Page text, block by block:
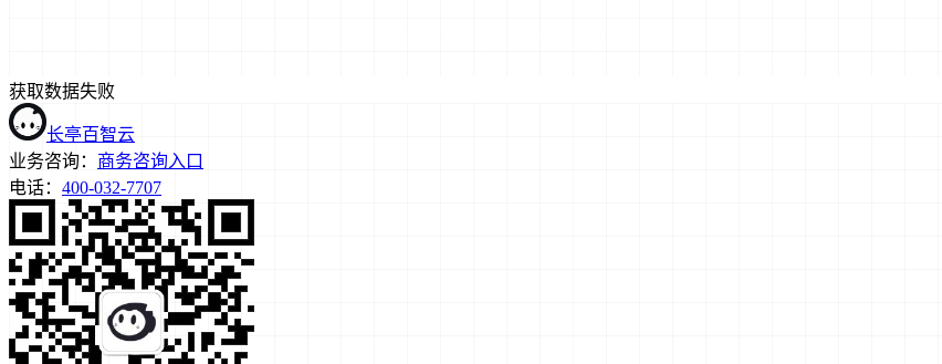
获取数据失败
长亭百智云
业务咨询： 商务咨询入口
电话： 400-032-7707